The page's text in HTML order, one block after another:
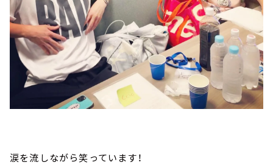
涙を流しながら笑っています！